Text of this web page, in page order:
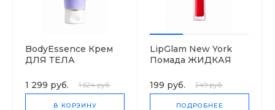
BodyEssence Крем
ДЛЯ ТЕЛА
1 299 руб.
1 624 руб.
В КОРЗИНУ
LipGlam New York
Помада ЖИДКАЯ
199 руб.
249 руб.
ПОДРОБНЕЕ